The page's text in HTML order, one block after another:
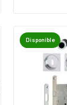
Disponible